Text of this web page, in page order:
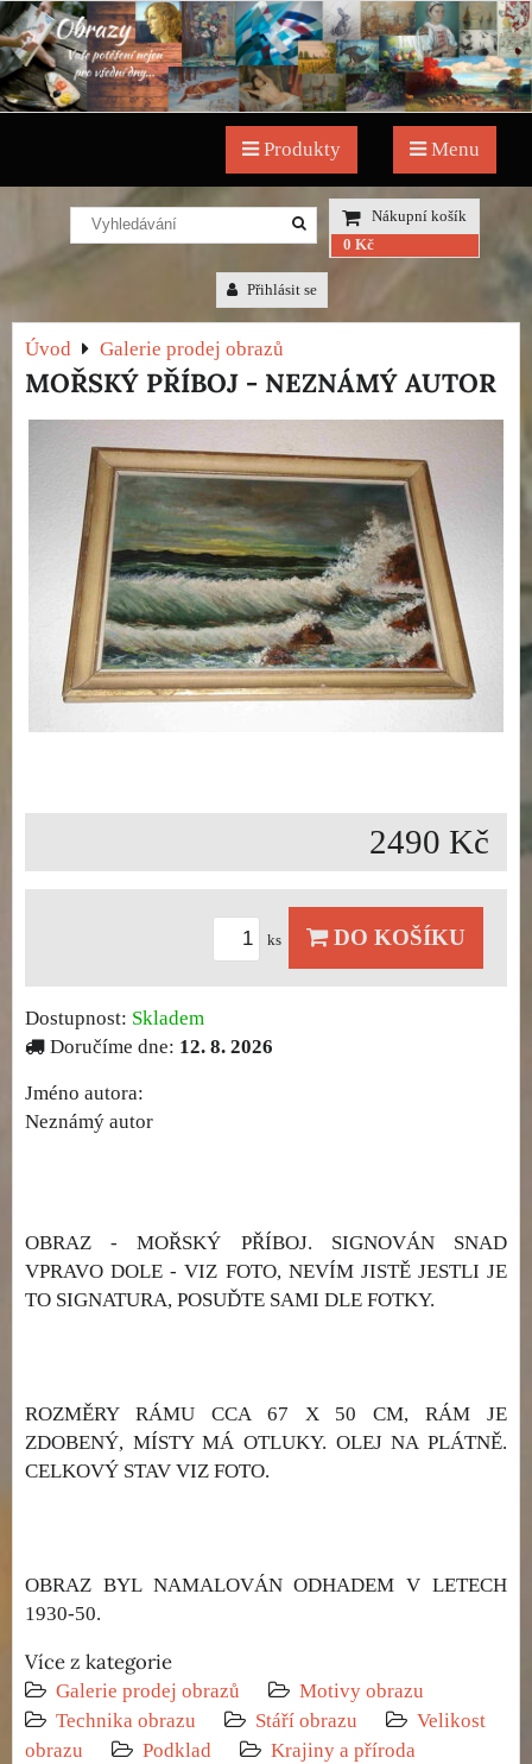
Produkty Menu
Nákupní košík
0 Kč
Přihlásit se
Úvod Galerie prodej obrazů
MOŘSKÝ PŘÍBOJ - NEZNÁMÝ AUTOR
2490 Kč
ks DO KOŠÍKU
Dostupnost: Skladem
Doručíme dne: 12. 8. 2026
Jméno autora:
Neznámý autor
OBRAZ - MOŘSKÝ PŘÍBOJ. SIGNOVÁN SNAD
VPRAVO DOLE - VIZ FOTO, NEVÍM JISTĚ JESTLI JE
TO SIGNATURA, POSUĎTE SAMI DLE FOTKY.
ROZMĚRY RÁMU CCA 67 X 50 CM, RÁM JE
ZDOBENÝ, MÍSTY MÁ OTLUKY. OLEJ NA PLÁTNĚ.
CELKOVÝ STAV VIZ FOTO.
OBRAZ BYL NAMALOVÁN ODHADEM V LETECH
1930-50.
Více z kategorie
Galerie prodej obrazů
Motivy obrazu
Technika obrazu
Stáří obrazu
Velikost
obrazu
Podklad
Krajiny a příroda